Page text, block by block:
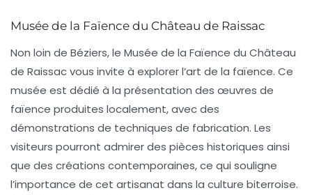
Musée de la Faïence du Château de Raissac
Non loin de Béziers, le Musée de la Faïence du Château
de Raissacvous invite à explorer l’art de la faïence. Ce
musée est dédié à la présentation des œuvres de
faïence produites localement, avec des
démonstrations de techniques de fabrication. Les
visiteurs pourront admirer des pièces historiques ainsi
que des créations contemporaines, ce qui souligne
l’importance de cet artisanat dans la culture biterroise.